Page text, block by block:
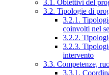
3.1. Obiettivi del
3.2. Tipologie di
3.2.1.
coinvolti nel
3.2.2.
3.2.3.
intervento
3.3. Competenze,
3.3.1.